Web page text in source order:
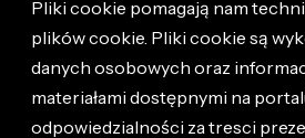
Pliki cookie pomagają nam
plików cookie. Pliki cookie są
danych osobowych oraz
materiałami dostępnymi na
odpowiedzialności za tresci